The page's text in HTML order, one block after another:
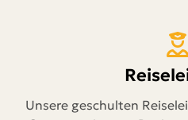
Unsere geschulten